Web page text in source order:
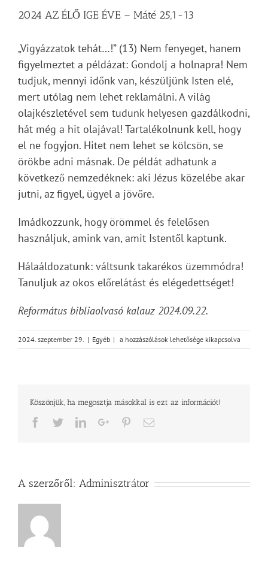
2024 AZ ÉLŐ IGE ÉVE – Máté 25,1-13
„Vigyázzatok tehát…!” (13) Nem fenyeget, hanem
figyelmeztet a példázat: Gondolj a holnapra! Nem
tudjuk, mennyi időnk van, készüljünk Isten elé,
mert utólag nem lehet reklamálni. A világ
olajkészletével sem tudunk helyesen gazdálkodni,
hát még a hit olajával! Tartalékolnunk kell, hogy
el ne fogyjon. Hitet nem lehet se kölcsön, se
örökbe adni másnak. De példát adhatunk a
következő nemzedéknek: aki Jézus közelébe akar
jutni, az figyel, ügyel a jövőre.
Imádkozzunk, hogy örömmel és felelősen
használjuk, amink van, amit Istentől kaptunk.
Hálaáldozatunk: váltsunk takarékos üzemmódra!
Tanuljuk az okos előrelátást és elégedettséget!
Református bibliaolvasó kalauz 2024.09.22.
2024. szeptember 29. | Egyéb | 2024
AZ
Máté
13
a hozzászólások lehetősége kikapcsolva
Köszönjük, ha megosztja másokkal is ezt az információt!
Facebook
TwitterLinkedInGoogle+PinterestEmail
A szerzőről: Adminisztrátor